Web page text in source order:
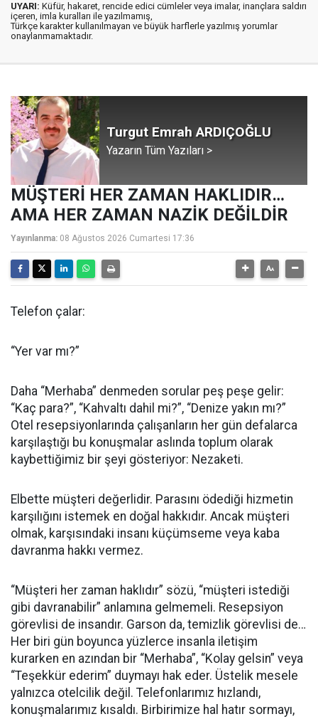
UYARI: Küfür, hakaret, rencide edici cümleler veya imalar, inançlara saldırı
içeren, imla kuralları ile yazılmamış,
Türkçe karakter kullanılmayan ve büyük harflerle yazılmış yorumlar
onaylanmamaktadır.
Turgut Emrah ARDIÇOĞLU
Yazarın Tüm Yazıları >
MÜŞTERİ HER ZAMAN HAKLIDIR…
AMA HER ZAMAN NAZİK DEĞİLDİR
Yayınlanma: 08 Ağustos 2026 Cumartesi 17:36
Telefon çalar:
“Yer var mı?”
Daha “Merhaba” denmeden sorular peş peşe gelir:
“Kaç para?”, “Kahvaltı dahil mi?”, “Denize yakın mı?”
Otel resepsiyonlarında çalışanların her gün defalarca
karşılaştığı bu konuşmalar aslında toplum olarak
kaybettiğimiz bir şeyi gösteriyor: Nezaketi.
Elbette müşteri değerlidir. Parasını ödediği hizmetin
karşılığını istemek en doğal hakkıdır. Ancak müşteri
olmak, karşısındaki insanı küçümseme veya kaba
davranma hakkı vermez.
“Müşteri her zaman haklıdır” sözü, “müşteri istediği
gibi davranabilir” anlamına gelmemeli. Resepsiyon
görevlisi de insandır. Garson da, temizlik görevlisi de…
Her biri gün boyunca yüzlerce insanla iletişim
kurarken en azından bir “Merhaba”, “Kolay gelsin” veya
“Teşekkür ederim” duymayı hak eder. Üstelik mesele
yalnızca otelcilik değil. Telefonlarımız hızlandı,
konuşmalarımız kısaldı. Birbirimize hal hatır sormayı,